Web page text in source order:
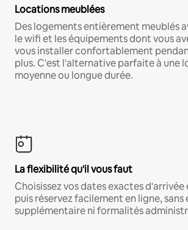
Locations meublées
Des logements entièrement meublés
le wifi et les équipements dont vous
vous installer confortablement
plus. C'est l'alternative parfaite à une
moyenne ou longue durée.
La flexibilité qu'il vous faut
Choisissez vos dates exactes
puis réservez facilement en ligne,
supplémentaire ni formalités